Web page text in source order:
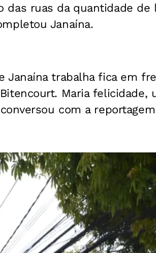
das ruas da quantidade
Janaína.
Janaína trabalha fica em
Maria felicidade,
com a